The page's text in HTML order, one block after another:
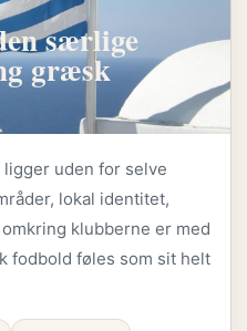
særlige
græsk
uden for selve
lokal identitet,
klubberne er med
fodbold føles som sit helt